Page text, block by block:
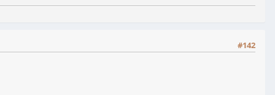
#142